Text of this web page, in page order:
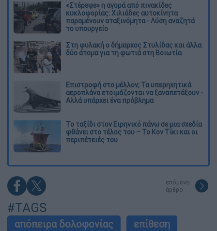
«Στέρεψε» η αγορά από πινακίδες
κυκλοφορίας: Χιλιάδες αυτοκίνητα
παραμένουν αταξινόμητα - Λύση αναζητά
το υπουργείο
Στη φυλακή ο δήμαρχος Στυλίδας και άλλα
δύο άτομα για τη φωτιά στη Βοιωτία
Επιστροφή στο μέλλον; Τα υπερηχητικά
αεροπλάνα ετοιμάζονται να ξαναπετάξουν -
Αλλά υπάρχει ένα πρόβλημα
Το ταξίδι στον Ειρηνικό πάνω σε μια σχεδία
φθάνει στο τέλος του – Το Κον Τίκι και οι
περιπέτειές του
επόμενο
άρθρο
#TAGS
απόπειρα δολοφονίας
επίθεση